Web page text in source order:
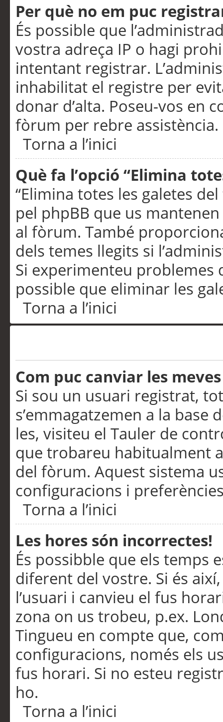
Per què no em puc
És possible que
vostra adreça IP o hagi
intentant registrar.
inhabilitat el registre per
donar d’alta. Poseu-vos en
fòrum per rebre assistència.
Torna a l’inici
Què fa l’opció “Elimina
“Elimina totes les galetes
pel phpBB que us
al fòrum. També
dels temes llegits si
Si experimenteu problemes
possible que eliminar les
Torna a l’inici
Com puc canviar les
Si sou un usuari registrat,
s’emmagatzemen a la
les, visiteu el Tauler de
que trobareu habitualment
del fòrum. Aquest sistema
configuracions i
Torna a l’inici
Les hores són incorrectes!
És possibble que els temps
diferent del vostre. Si és
l’usuari i canvieu el fus
zona on us trobeu, p.ex.
Tingueu en compte que,
configuracions, només els
fus horari. Si no esteu
ho.
Torna a l’inici